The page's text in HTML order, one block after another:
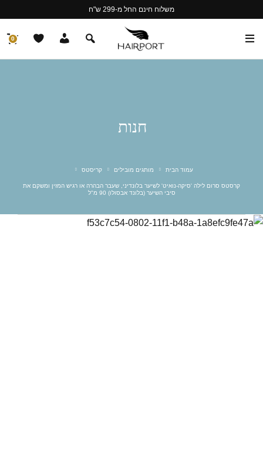
משלוח חינם החל מ-299 ש"ח
0
חנות
עמוד הבית מותגים מובילים קריסטס
קרסטס סרום לילה 'סיקה-נואיט' לשיער בלונדיני, שעבר הבהרה או רגיש המזין ומשקם את
סיבי השיער (בלונד אבסולו) 90 מ"ל